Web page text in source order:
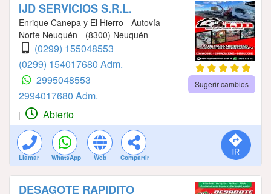
IJD SERVICIOS S.R.L.
Enrique Canepa y El Hierro - Autovía
Norte Neuquén - (8300) Neuquén
(0299) 155048553
(0299) 154017680 Adm.
2995048553
2994017680 Adm.
Sugerir cambios
| Abierto
Llamar WhatsApp Web Compartir
DESAGOTE RAPIDITO